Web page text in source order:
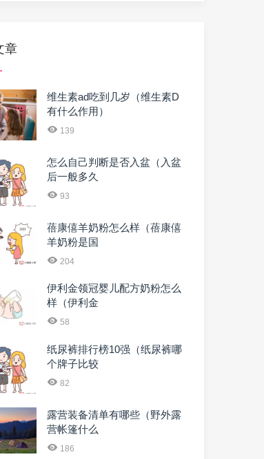
章
维生素ad吃到几岁（维生素D
有什么作用）
139
怎么自己判断是否入盆（入盆
后一般多久
93
蓓康僖羊奶粉怎么样（蓓康僖
羊奶粉是国
204
伊利金领冠婴儿配方奶粉怎么
样（伊利金
58
纸尿裤排行榜10强（纸尿裤哪
个牌子比较
82
露营装备清单有哪些（野外露
营帐篷什么
186